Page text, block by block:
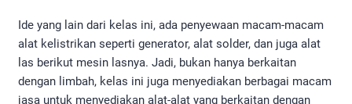
Ide yang lain dari kelas ini, ada penyewaan macam-macam
alat kelistrikan seperti generator, alat solder, dan juga alat
las berikut mesin lasnya. Jadi, bukan hanya berkaitan
dengan limbah, kelas ini juga menyediakan berbagai macam
jasa untuk menyediakan alat-alat yang berkaitan dengan